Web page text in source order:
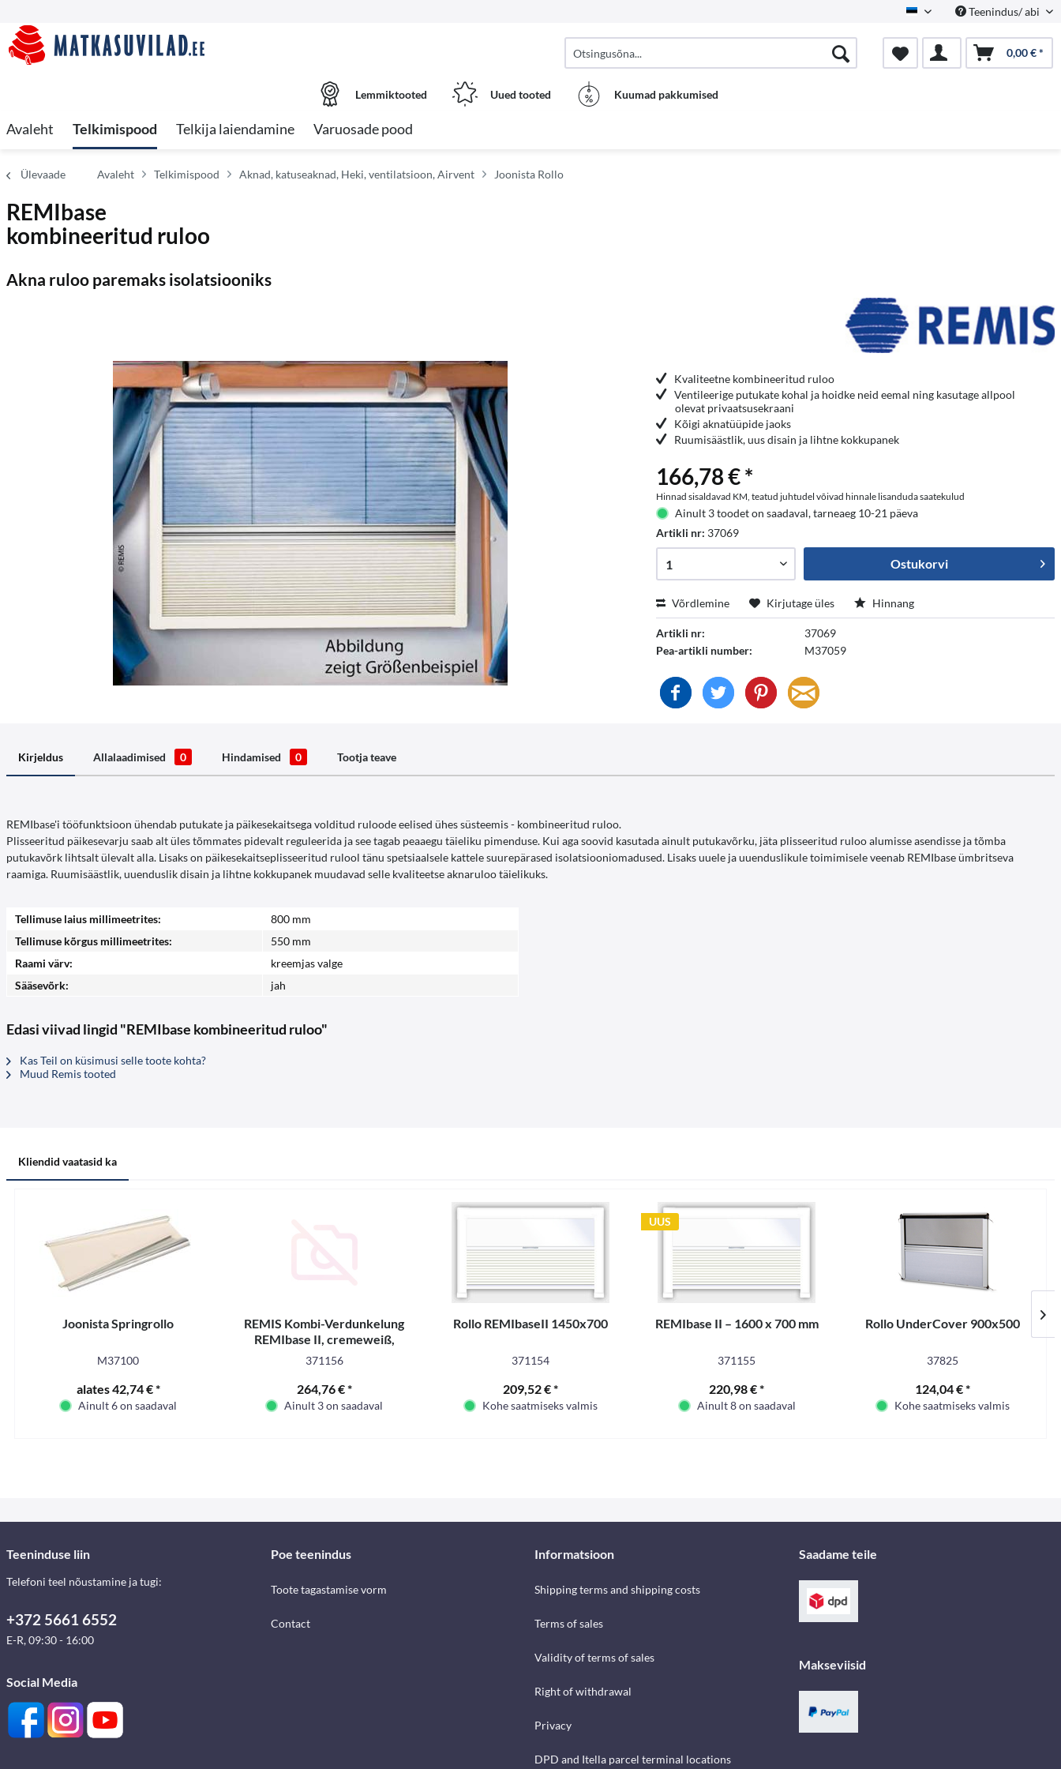
Estnisch Teenindus/ abi
0,00 € *
Lemmiktooted Uued tooted Kuumad pakkumised
Avaleht Telkimispood Telkija laiendamine Varuosade pood
Ülevaade Avaleht Telkimispood Aknad, katuseaknad, Heki, ventilatsioon, Airvent Joonista Rollo
REMIbase
kombineeritud ruloo
Akna ruloo paremaks isolatsiooniks
Kvaliteetne kombineeritud ruloo
Ventileerige putukate kohal ja hoidke neid eemal ning kasutage allpool
olevat privaatsusekraani
Kõigi aknatüüpide jaoks
Ruumisäästlik, uus disain ja lihtne kokkupanek
166,78 € *
Hinnad sisaldavad KM, teatud juhtudel võivad hinnale lisanduda saatekulud
Ainult 3 toodet on saadaval, tarneaeg 10-21 päeva
Artikli nr: 37069
Ostukorvi
Võrdlemine Kirjutage üles Hinnang
Artikli nr:
37069
Pea-artikli number:
M37059
Kirjeldus Allalaadimised 0 Hindamised 0 Tootja teave
REMIbase'i tööfunktsioon ühendab putukate ja päikesekaitsega volditud ruloode eelised ühes süsteemis - kombineeritud ruloo.
Plisseeritud päikesevarju saab alt üles tõmmates pidevalt reguleerida ja see tagab peaaegu täieliku pimenduse. Kui aga soovid kasutada ainult putukavõrku, jäta plisseeritud ruloo alumisse asendisse ja tõmba
putukavõrk lihtsalt ülevalt alla. Lisaks on päikesekaitseplisseeritud rulool tänu spetsiaalsele kattele suurepärased isolatsiooniomadused. Lisaks uuele ja uuenduslikule toimimisele veenab REMIbase ümbritseva
raamiga. Ruumisäästlik, uuenduslik disain ja lihtne kokkupanek muudavad selle kvaliteetse aknaruloo täielikuks.
Tellimuse laius millimeetrites:
800 mm
Tellimuse kõrgus millimeetrites:
550 mm
Raami värv:
kreemjas valge
Sääsevõrk:
jah
Edasi viivad lingid "REMIbase kombineeritud ruloo"
Kas Teil on küsimusi selle toote kohta?
Muud Remis tooted
Kliendid vaatasid ka
Joonista Springrollo
M37100
alates 42,74 € *
Ainult 6 on saadaval
REMIS Kombi-Verdunkelung
REMIbase II, cremeweiß,
700x520
371156
264,76 € *
Ainult 3 on saadaval
Rollo REMIbaseII 1450x700
371154
209,52 € *
Kohe saatmiseks valmis
UUS
REMIbase II – 1600 x 700 mm
371155
220,98 € *
Ainult 8 on saadaval
Rollo UnderCover 900x500
37825
124,04 € *
Kohe saatmiseks valmis
Teeninduse liin
Telefoni teel nõustamine ja tugi:
+372 5661 6552
E-R, 09:30 - 16:00
Social Media
Poe teenindus
Toote tagastamise vorm
Contact
Informatsioon
Shipping terms and shipping costs
Terms of sales
Validity of terms of sales
Right of withdrawal
Privacy
DPD and Itella parcel terminal locations
Saadame teile
Makseviisid